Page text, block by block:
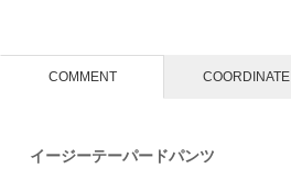
COMMENT COORDINATE
イージーテーパードパンツ